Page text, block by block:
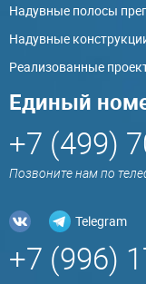
Надувные полосы
Надувные
Реализованные
Единый
+7 (499)
Позвоните нам по
Telegram
+7 (996)